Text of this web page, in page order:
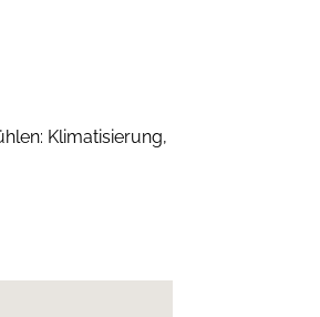
Klimatisierung,